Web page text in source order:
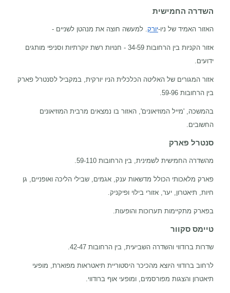
השדרה החמישית
האזור האמיד של ניו-יורק. למעשה חוצה את מנהטן לשניים -
אזור הקניות בין הרחובות 34-59 - חנויות רשת יוקרתיות וסניפי מותגים
ידועים.
אזור המגורים של האליטה הכלכלית הניו יורקית, במקביל לסנטרל פארק
בין הרחובות 59-96.
בהמשכה, 'מייל המוזיאונים', האזור בו נמצאים מרבית המוזיאונים
החשובים.
סנטרל פארק
מהשדרה החמישית לשמינית, בין הרחובות 59-110.
פארק מלאכותי הכולל מדשאות ענק, אגמים, שבילי הליכה ואופניים, גן
חיות, תיאטרון, יער, אזורי בילוי ופיקניק.
בפארק מתקיימות תערוכות והופעות.
טיימס סקוור
שדרות ברודווי והשדרה השביעית, בין הרחובות 42-47.
לרחוב ברודווי היוצא מהכיכר היסטוריית תיאטראות מפוארת, מופעי
תיאטרון והצגות מפורסמים, ומופעי אוף ברודווי.